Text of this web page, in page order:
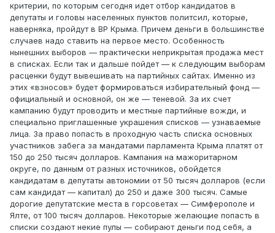
критерии, по которым сегодня идет отбор кандидатов в
депутаты и головы населенных пунктов политсил, которые,
наверняка, пройдут в ВР Крыма. Причем деньги в большинстве
случаев надо ставить на первое место. Особенность
нынешних выборов — практически неприкрытая продажа мест
в списках. Если так и дальше пойдет — к следующим выборам
расценки будут вывешивать на партийных сайтах. Именно из
этих «взносов» будет формироваться избирательный фонд —
официальный и основной, он же — теневой. За их счет
кампанию будут проводить и местные партийные вожди, и
специально приглашенные украшения списков — узнаваемые
лица. За право попасть в проходную часть списка основных
участников забега за мандатами парламента Крыма платят от
150 до 250 тысяч долларов. Кампания на мажоритарном
округе, по данным от разных источников, обойдется
кандидатам в депутаты автономии от 50 тысяч долларов (если
сам кандидат — капитал) до 250 и даже 300 тысяч. Самые
дорогие депутатские места в горсоветах — Симферополе и
Ялте, от 100 тысяч долларов. Некоторые желающие попасть в
списки создают некие пулы — собирают деньги под себя, а